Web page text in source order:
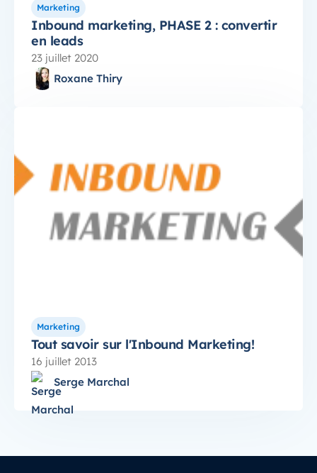
Marketing
Inbound marketing, PHASE 2 : convertir
en leads
23 juillet 2020
Roxane Thiry
Marketing
Tout savoir sur l'Inbound Marketing!
16 juillet 2013
Serge Marchal